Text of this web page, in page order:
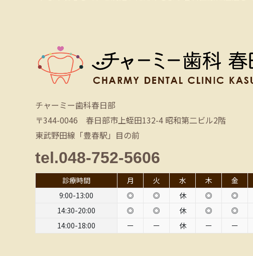
チャーミー歯科春日部
〒344-0046 春日部市上蛭田132-4 昭和第二ビル2階
東武野田線「豊春駅」目の前
tel.048-752-5606
診療時間 月 火 水 木 金
9:00-13:00
◎ ◎ 休 ◎ ◎
14:30-20:00
◎ ◎ 休 ◎ ◎
14:00-18:00
ー ー 休 ー ー